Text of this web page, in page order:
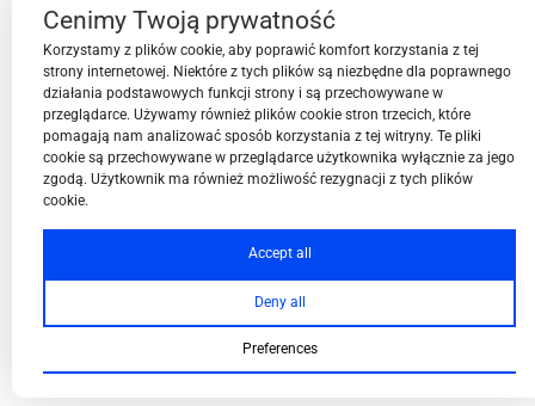
Contact
BPN-T Area
BPN-T Offer
Cenimy Twoją prywatność
Korzystamy z plików cookie, aby poprawić komfort korzystania z tej
strony internetowej. Niektóre z tych plików są niezbędne dla poprawnego
działania podstawowych funkcji strony i są przechowywane w
przeglądarce. Używamy również plików cookie stron trzecich, które
pomagają nam analizować sposób korzystania z tej witryny. Te pliki
cookie są przechowywane w przeglądarce użytkownika wyłącznie za jego
zgodą. Użytkownik ma również możliwość rezygnacji z tych plików
cookie.
Accept all
Deny all
Preferences